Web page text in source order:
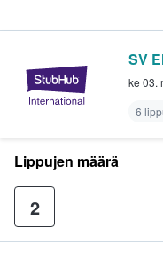
SV
ke 03.
6
Lippujen määrä
2